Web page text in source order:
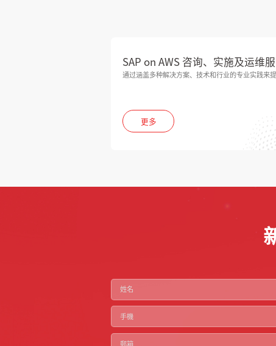
SAP on AWS 咨询、实施及运维
通过涵盖多种解决方案、技术和行业的专业实践来
更多